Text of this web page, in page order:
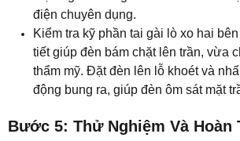
Nên để đèn sáng thử khoảng 5 – 10
hoạt động ổn định trước khi hoàn
Lưu Ý Sau Khi Lắp Đặt Và
Sử Dụng
phút để kiểm tra độ sáng và độ ổn